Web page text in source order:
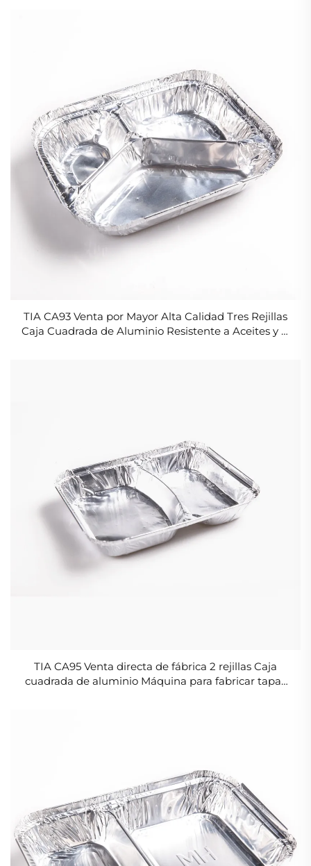
TIA CA93 Venta por Mayor Alta Calidad Tres Rejillas
Caja Cuadrada de Aluminio Resistente a Aceites y al
TIA CA95 Venta directa de fábrica 2 rejillas Caja
cuadrada de aluminio Máquina para fabricar tapas